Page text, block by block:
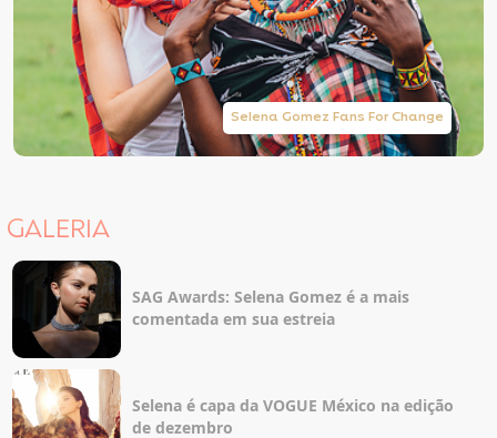
Selena Gomez Fans For Change
GALERIA
SAG Awards: Selena Gomez é a mais
comentada em sua estreia
Selena é capa da VOGUE México na edição
de dezembro